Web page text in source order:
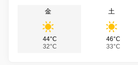
金
44°C
32°C
土
46°C
33°C